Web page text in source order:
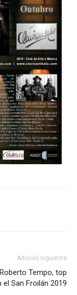
Artículo siguiente
Tempo, top
el San Froilán 2019